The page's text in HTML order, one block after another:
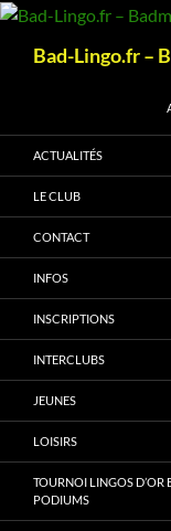
Aller
contenuBad-Lingo.fr –
ACTUALITÉS
LE CLUB
CONTACT
INFOS
INSCRIPTIONS
INTERCLUBS
JEUNES
LOISIRS
TOURNOI LINGOS D’OR
PODIUMS